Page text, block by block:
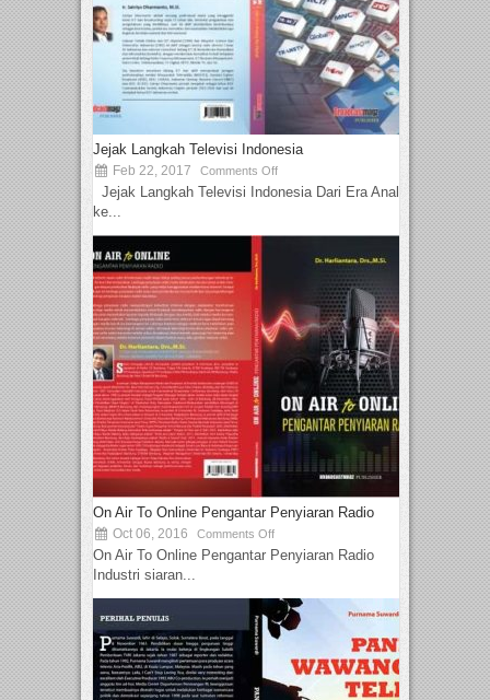
Jejak Langkah Televisi Indonesia
Feb 22, 2017 Comments Off
Jejak Langkah Televisi Indonesia Dari Era Analog
ke...
On Air To Online Pengantar Penyiaran Radio
Oct 06, 2016 Comments Off
On Air To Online Pengantar Penyiaran Radio
Industri siaran...